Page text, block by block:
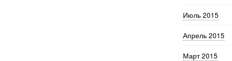
Июль 2015
Апрель 2015
Март 2015